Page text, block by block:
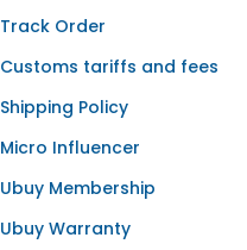
Track Order
Customs tariffs and fees
Shipping Policy
Micro Influencer
Ubuy Membership
Ubuy Warranty